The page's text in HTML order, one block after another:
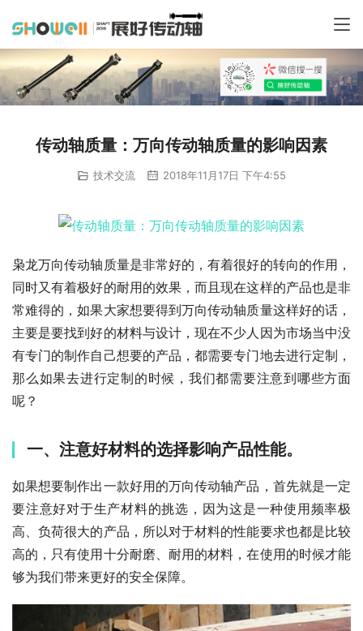
传动轴质量：万向传动轴质量的影响因素
技术交流 2018年11月17日 下午4:55
枭龙万向传动轴质量是非常好的，有着很好的转向的作用，
同时又有着极好的耐用的效果，而且现在这样的产品也是非
常难得的，如果大家想要得到万向传动轴质量这样好的话，
主要是要找到好的材料与设计，现在不少人因为市场当中没
有专门的制作自己想要的产品，都需要专门地去进行定制，
那么如果去进行定制的时候，我们都需要注意到哪些方面
呢？
一、注意好材料的选择影响产品性能。
如果想要制作出一款好用的万向传动轴产品，首先就是一定
要注意好对于生产材料的挑选，因为这是一种使用频率极
高、负荷很大的产品，所以对于材料的性能要求也都是比较
高的，只有使用十分耐磨、耐用的材料，在使用的时候才能
够为我们带来更好的安全保障。